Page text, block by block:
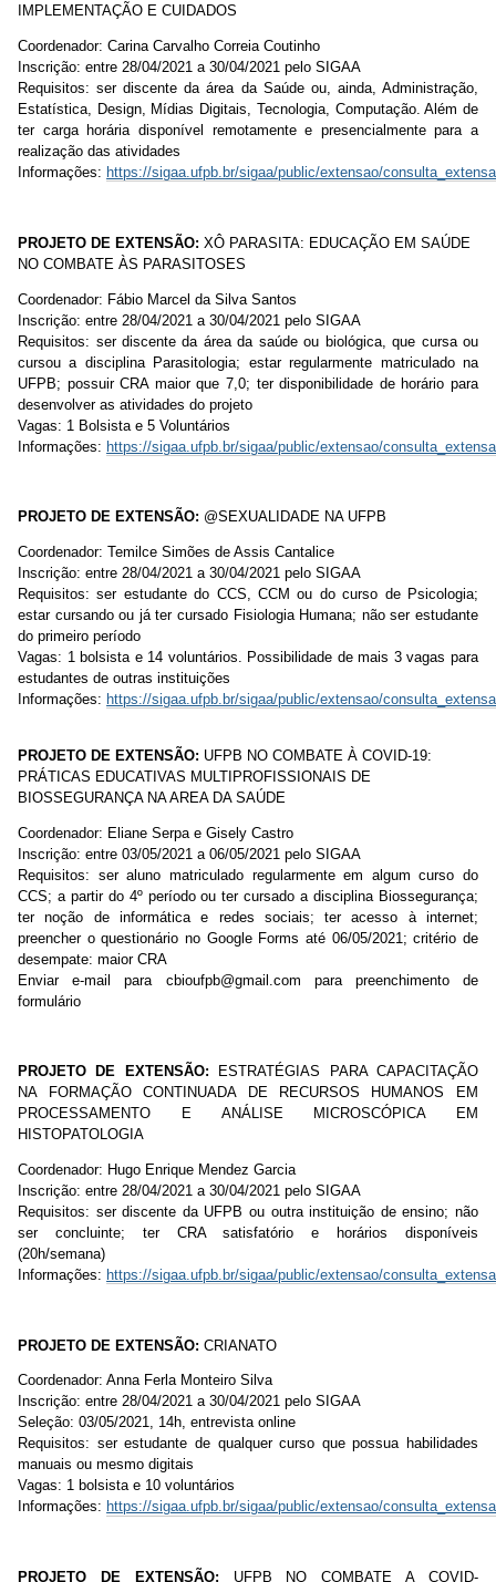
IMPLEMENTAÇÃO E CUIDADOS
Coordenador: Carina Carvalho Correia Coutinho
Inscrição: entre 28/04/2021 a 30/04/2021 pelo SIGAA
Requisitos: ser discente da área da Saúde ou, ainda, Administração,
Estatística, Design, Mídias Digitais, Tecnologia, Computação. Além de
ter carga horária disponível remotamente e presencialmente para a
realização das atividades
Informações: https://sigaa.ufpb.br/sigaa/public/extensao/
PROJETO DE EXTENSÃO:XÔ PARASITA: EDUCAÇÃO EM SAÚDE
NO COMBATE ÀS PARASITOSES
Coordenador: Fábio Marcel da Silva Santos
Inscrição:entre 28/04/2021 a 30/04/2021 pelo SIGAA
Requisitos: ser discente da área da saúde ou biológica, que cursa ou
cursou a disciplina Parasitologia; estar regularmente matriculado na
UFPB; possuir CRA maior que 7,0; ter disponibilidade de horário para
desenvolver as atividades do projeto
Vagas: 1 Bolsista e 5 Voluntários
Informações: https://sigaa.ufpb.br/sigaa/public/extensao/
PROJETO DE EXTENSÃO: @SEXUALIDADE NA UFPB
Coordenador: Temilce Simões de Assis Cantalice
Inscrição:entre 28/04/2021 a 30/04/2021 pelo SIGAA
Requisitos: ser estudante do CCS, CCM ou do curso de Psicologia;
estar cursando ou já ter cursado Fisiologia Humana; não ser estudante
do primeiro período
Vagas: 1 bolsista e 14 voluntários. Possibilidade de mais 3 vagas para
estudantes de outras instituições
Informações: https://sigaa.ufpb.br/sigaa/public/extensao/
PROJETO DE EXTENSÃO: UFPB NO COMBATE À COVID-19:
PRÁTICAS EDUCATIVAS MULTIPROFISSIONAIS DE
BIOSSEGURANÇA NA AREA DA SAÚDE
Coordenador: Eliane Serpa e Gisely Castro
Inscrição:entre 03/05/2021 a 06/05/2021 pelo SIGAA
Requisitos: ser aluno matriculado regularmente em algum curso do
CCS; a partir do 4º período ou ter cursado a disciplina Biossegurança;
ter noção de informática e redes sociais; ter acesso à internet;
preencher o questionário no Google Forms até 06/05/2021; critério de
desempate: maior CRA
Enviar e-mail para cbioufpb@gmail.com para preenchimento de
formulário
PROJETO DE EXTENSÃO:
ESTRATÉGIAS PARA CAPACITAÇÃO
NA FORMAÇÃO CONTINUADA DE RECURSOS HUMANOS EM
PROCESSAMENTO E ANÁLISE MICROSCÓPICA EM
HISTOPATOLOGIA
Coordenador: Hugo Enrique Mendez Garcia
Inscrição:entre 28/04/2021 a 30/04/2021 pelo SIGAA
Requisitos: ser discente da UFPB ou outra instituição de ensino; não
ser concluinte; ter CRA satisfatório e horários disponíveis
(20h/semana)
Informações: https://sigaa.ufpb.br/sigaa/public/extensao/
PROJETO DE EXTENSÃO:CRIANATO
Coordenador: Anna Ferla Monteiro Silva
Inscrição:entre 28/04/2021 a 30/04/2021 pelo SIGAA
Seleção: 03/05/2021, 14h, entrevista online
Requisitos: ser estudante de qualquer curso que possua habilidades
manuais ou mesmo digitais
Vagas: 1 bolsista e 10 voluntários
Informações: https://sigaa.ufpb.br/sigaa/public/extensao/
PROJETO DE EXTENSÃO: UFPB NO COMBATE A COVID-